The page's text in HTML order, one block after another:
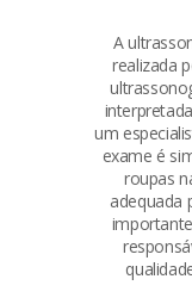
A
realizada
um
exame é
roupas
adequada